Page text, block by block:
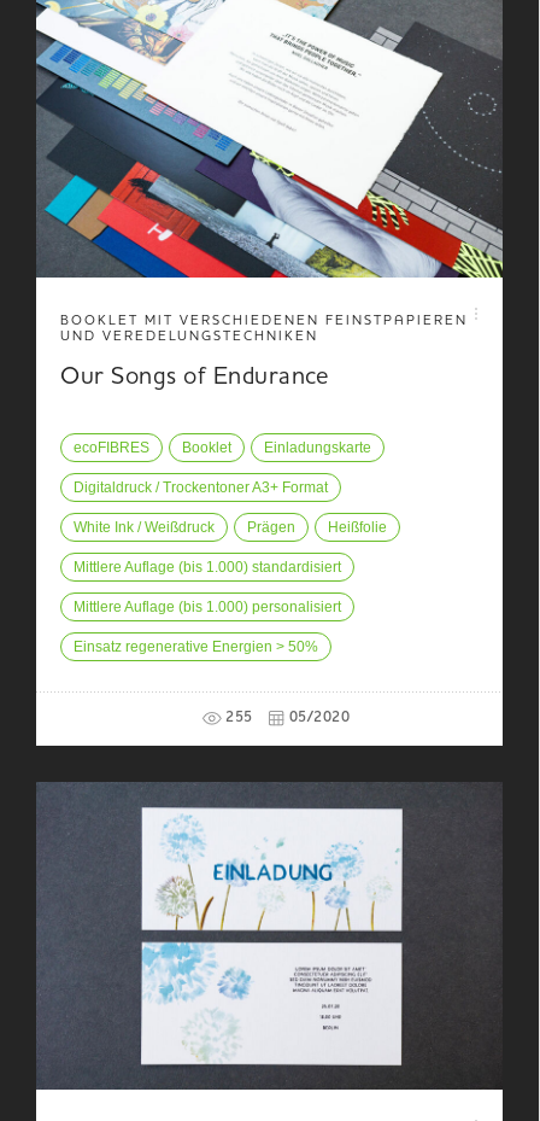
BOOKLET MIT VERSCHIEDENEN FEINSTPAPIEREN
UND VEREDELUNGSTECHNIKEN
Our Songs of Endurance
ecoFIBRES Booklet Einladungskarte
Digitaldruck / Trockentoner A3+ Format
White Ink / Weißdruck Prägen Heißfolie
Mittlere Auflage (bis 1.000) standardisiert
Mittlere Auflage (bis 1.000) personalisiert
Einsatz regenerative Energien > 50%
255 05/2020